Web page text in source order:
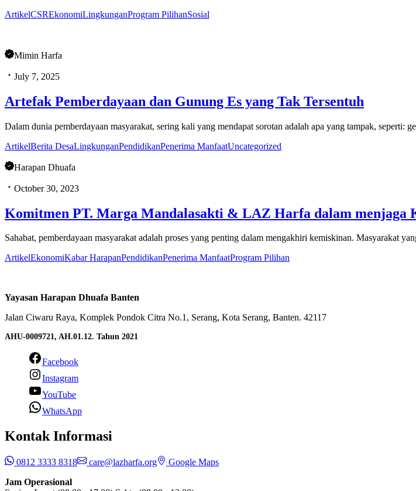
ArtikelCSREkonomiLingkunganProgram PilihanSosial
Mimin Harfa
July 7, 2025
Artefak Pemberdayaan dan Gunung Es yang Tak Tersentuh
Dalam dunia pemberdayaan masyarakat, sering kali yang mendapat sorotan adalah apa yang tampak, seperti:
ArtikelBerita DesaLingkunganPendidikanPenerima ManfaatUncategorized
Harapan Dhuafa
October 30, 2023
Komitmen PT. Marga Mandalasakti & LAZ Harfa dalam menjaga
Sahabat, pemberdayaan masyarakat adalah proses yang penting dalam mengakhiri kemiskinan. Masyarakat
ArtikelEkonomiKabar HarapanPendidikanPenerima ManfaatProgram Pilihan
Yayasan Harapan Dhuafa Banten
Jalan Ciwaru Raya, Komplek Pondok Citra No.1, Serang, Kota Serang, Banten. 42117
AHU-0009721, AH.01.12. Tahun 2021
Facebook
Instagram
YouTube
WhatsApp
Kontak Informasi
0812 3333 8318 care@lazharfa.org
Google Maps
Jam Operasional